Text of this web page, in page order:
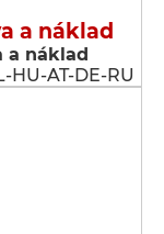
a náklad
a náklad
HU-AT-DE-RU